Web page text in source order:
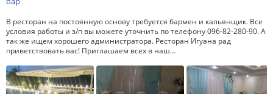
В ресторан на постоянную основу требуется бармен и кальянщик. Все
условия работы и з/п вы можете уточнить по телефону 096-82-280-90. А
так же ищем хорошего администратора. Ресторан Игуана рад
приветствовать вас! Приглашаем всех в наш…